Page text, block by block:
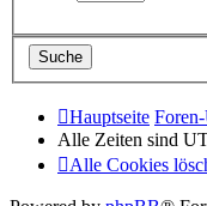
Hauptseite
Alle Zeiten sind
Alle Cookies